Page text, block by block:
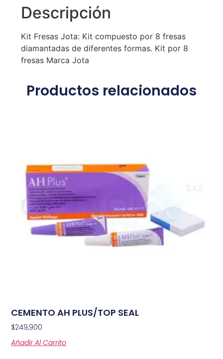
Descripción
Kit Fresas Jota: Kit compuesto por 8 fresas
diamantadas de diferentes formas. Kit por 8
fresas Marca Jota
Productos relacionados
CEMENTO AH PLUS/TOP SEAL
$249,900
Añadir Al Carrito